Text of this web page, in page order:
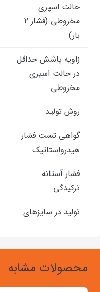
حالت اسپری
مخروطی (فشار ۲
بار)
زاویه پاشش حداقل
در حالت اسپری
مخروطی
روش تولید
گواهی تست فشار
هیدرواستاتیک
فشار آستانه
ترکیدگی
تولید در سایزهای
محصولات مشابه